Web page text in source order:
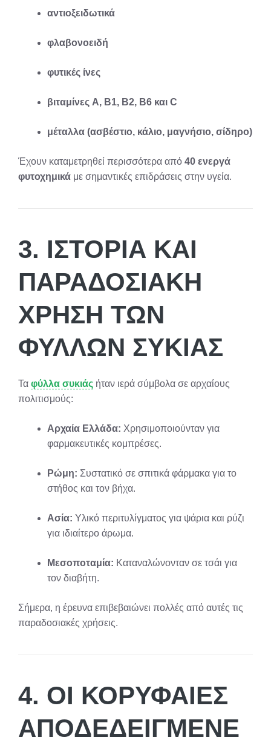
αντιοξειδωτικά
φλαβονοειδή
φυτικές ίνες
βιταμίνες A, B1, B2, B6 και C
μέταλλα (ασβέστιο, κάλιο, μαγνήσιο, σίδηρο)
Έχουν καταμετρηθεί περισσότερα από 40 ενεργά
φυτοχημικά με σημαντικές επιδράσεις στην υγεία.
3. ΙΣΤΟΡΊΑ ΚΑΙ
ΠΑΡΑΔΟΣΙΑΚΉ
ΧΡΉΣΗ ΤΩΝ
ΦΎΛΛΩΝ ΣΥΚΙΆΣ
Τα φύλλα συκιάς ήταν ιερά σύμβολα σε αρχαίους
πολιτισμούς:
Αρχαία Ελλάδα: Χρησιμοποιούνταν για
φαρμακευτικές κομπρέσες.
Ρώμη: Συστατικό σε σπιτικά φάρμακα για το
στήθος και τον βήχα.
Ασία: Υλικό περιτυλίγματος για ψάρια και ρύζι
για ιδιαίτερο άρωμα.
Μεσοποταμία: Καταναλώνονταν σε τσάι για
τον διαβήτη.
Σήμερα, η έρευνα επιβεβαιώνει πολλές από αυτές τις
παραδοσιακές χρήσεις.
4. ΟΙ ΚΟΡΥΦΑΊΕΣ
ΑΠΟΔΕΔΕΙΓΜΈΝΕ